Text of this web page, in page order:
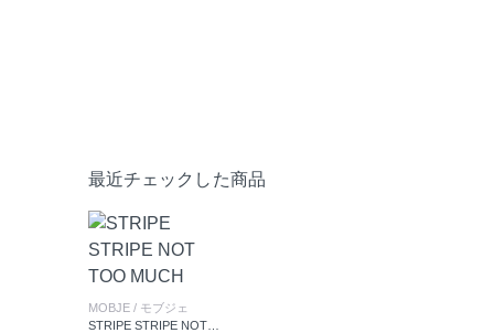
最近チェックした商品
MOBJE / モブジェ